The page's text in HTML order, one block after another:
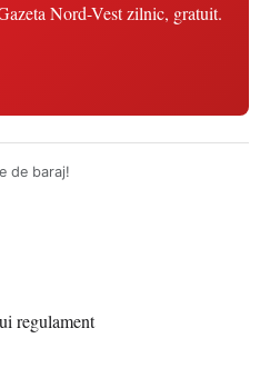
Nord-Vest zilnic, gratuit.
de baraj!